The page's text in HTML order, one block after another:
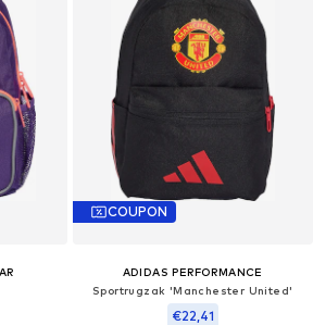
COUPON
ADIDAS PERFORMANCE
Sportrugzak 'Manchester United'
€22,41